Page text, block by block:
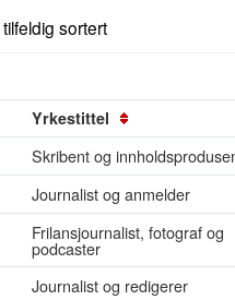
tilfeldig sortert
Yrkestittel
Skribent og
Journalist og anmelder
Frilansjournalist, fotograf og
podcaster
Journalist og redigerer